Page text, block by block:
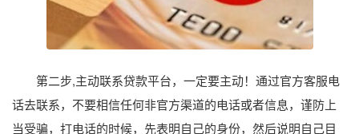
第二步,主动联系贷款平台，一定要主动！通过官方客服电
话去联系，不要相信任何非官方渠道的电话或者信息，谨防上
当受骗，打电话的时候，先表明自己的身份，然后说明自己目